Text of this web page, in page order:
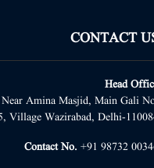
CONTACT
Head
Amina Masjid, Main Gali
Village Wazirabad, Delhi-
Contact No. +91 98732